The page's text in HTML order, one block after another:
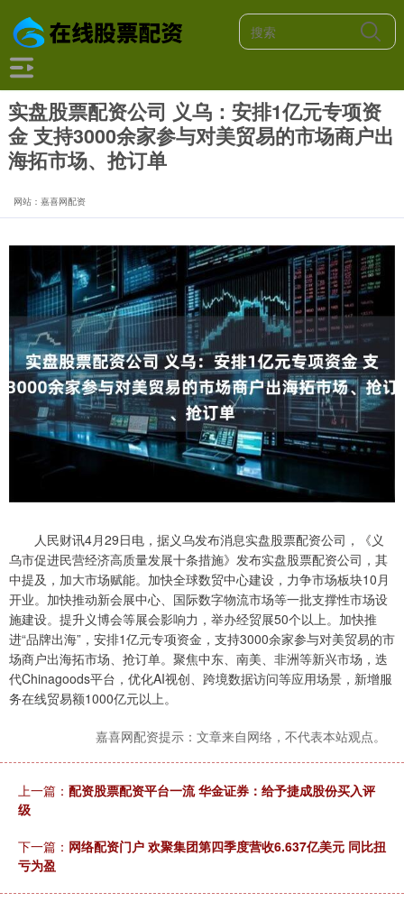
实盘股票配资公司 义乌：安排1亿元专项资
金 支持3000余家参与对美贸易的市场商户出
海拓市场、抢订单
网站：嘉喜网配资
人民财讯4月29日电，据义乌发布消息实盘股票配资公司，《义
乌市促进民营经济高质量发展十条措施》发布实盘股票配资公司，其
中提及，加大市场赋能。加快全球数贸中心建设，力争市场板块10月
开业。加快推动新会展中心、国际数字物流市场等一批支撑性市场设
施建设。提升义博会等展会影响力，举办经贸展50个以上。加快推
进“品牌出海”，安排1亿元专项资金，支持3000余家参与对美贸易的市
场商户出海拓市场、抢订单。聚焦中东、南美、非洲等新兴市场，迭
代Chinagoods平台，优化AI视创、跨境数据访问等应用场景，新增服
务在线贸易额1000亿元以上。
嘉喜网配资提示：文章来自网络，不代表本站观点。
上一篇： 配资股票配资平台一流 华金证券：给予捷成股份买入评
级
下一篇： 网络配资门户 欢聚集团第四季度营收6.637亿美元 同比扭
亏为盈